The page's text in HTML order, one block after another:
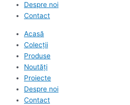
Despre noi
Contact
Acasă
Colecții
Produse
Noutăți
Proiecte
Despre noi
Contact